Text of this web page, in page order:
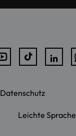
Datenschutz
Leichte Sprache